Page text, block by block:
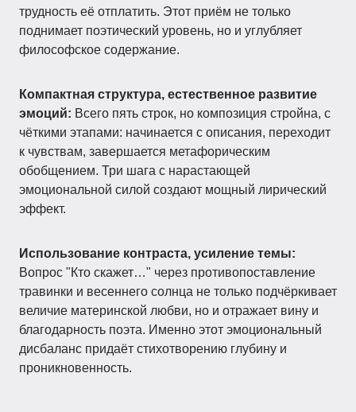
трудность её отплатить. Этот приём не только
поднимает поэтический уровень, но и углубляет
философское содержание.
Компактная структура, естественное развитие
эмоций: Всего пять строк, но композиция стройна, с
чёткими этапами: начинается с описания, переходит
к чувствам, завершается метафорическим
обобщением. Три шага с нарастающей
эмоциональной силой создают мощный лирический
эффект.
Использование контраста, усиление темы:
Вопрос "Кто скажет…" через противопоставление
травинки и весеннего солнца не только подчёркивает
величие материнской любви, но и отражает вину и
благодарность поэта. Именно этот эмоциональный
дисбаланс придаёт стихотворению глубину и
проникновенность.